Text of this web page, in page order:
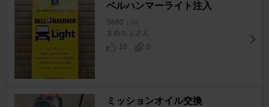
ベルハンマーライト注入
S660 [JW]
まめちょさん
16
0
ミッションオイル交換